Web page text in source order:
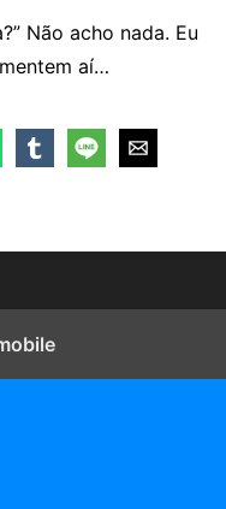
Não acho nada. Eu
aí…